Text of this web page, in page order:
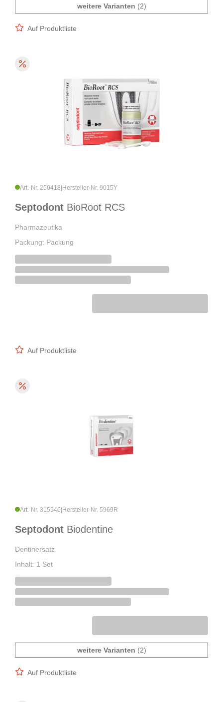
weitere Varianten (2)
Auf Produktliste
Art.-Nr. 250418 Hersteller-Nr. 9015Y
Septodont BioRoot RCS
Pharmazeutika
Packung: Packung
Auf Produktliste
Art.-Nr. 315546 Hersteller-Nr. 5969R
Septodont Biodentine
Dentinersatz
Inhalt: 1 Set
weitere Varianten (2)
Auf Produktliste